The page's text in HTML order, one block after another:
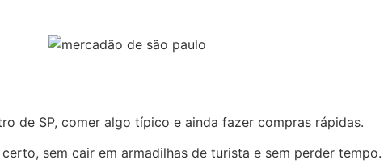
de SP, comer algo típico e ainda fazer compras rápidas.
sem cair em armadilhas de turista e sem perder tempo.